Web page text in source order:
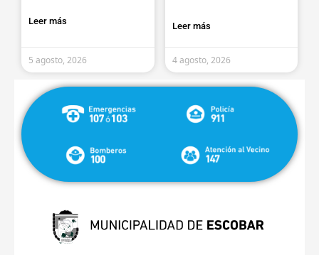
Leer más
5 agosto, 2026
Leer más
4 agosto, 2026